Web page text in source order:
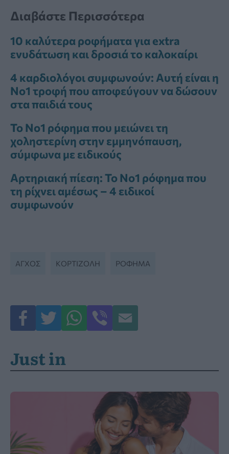
Διαβάστε Περισσότερα
10 καλύτερα ροφήματα για extra
ενυδάτωση και δροσιά το καλοκαίρι
4 καρδιολόγοι συμφωνούν: Αυτή είναι η
Νο1 τροφή που αποφεύγουν να δώσουν
στα παιδιά τους
Το Νο1 ρόφημα που μειώνει τη
χοληστερίνη στην εμμηνόπαυση,
σύμφωνα με ειδικούς
Αρτηριακή πίεση: Το Νο1 ρόφημα που
τη ρίχνει αμέσως – 4 ειδικοί
συμφωνούν
ΆΓΧΟΣ ΚΟΡΤΙΖΌΛΗ ΡΌΦΗΜΑ
Just in